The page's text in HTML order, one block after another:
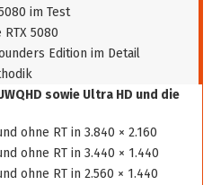
im Test
5080
Edition im Detail
sowie Ultra HD und die
ohne RT in 3.840 × 2.160
ohne RT in 3.440 × 1.440
ohne RT in 2.560 × 1.440